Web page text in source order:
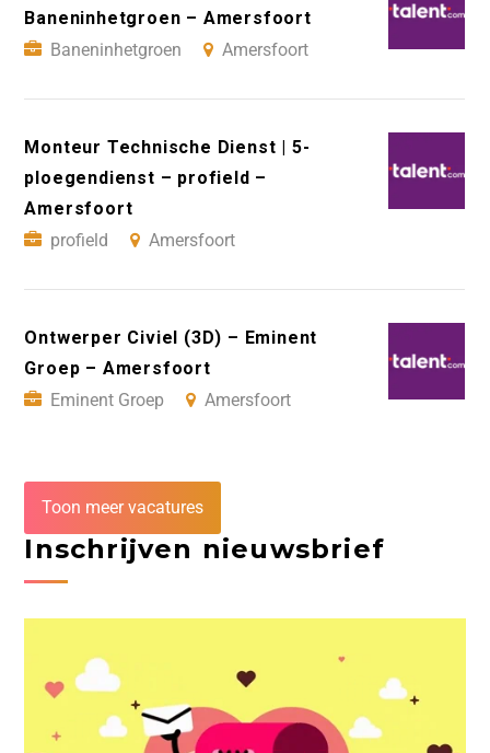
Baneninhetgroen – Amersfoort
Baneninhetgroen
Amersfoort
Monteur Technische Dienst | 5-
ploegendienst – profield –
Amersfoort
profield
Amersfoort
Ontwerper Civiel (3D) – Eminent
Groep – Amersfoort
Eminent Groep
Amersfoort
Toon meer vacatures
Inschrijven nieuwsbrief